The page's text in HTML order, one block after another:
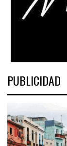
PUBLICIDAD